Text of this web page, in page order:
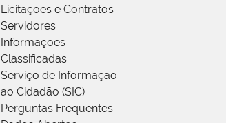
Licitações e Contratos
Servidores
Informações
Classificadas
Serviço de Informação
ao Cidadão (SIC)
Perguntas Frequentes